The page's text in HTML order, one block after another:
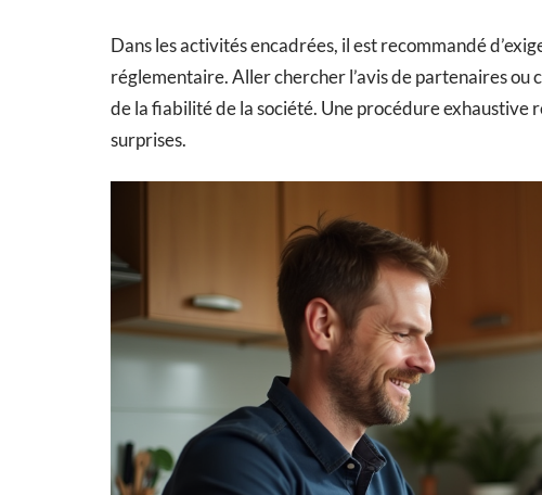
Dans les activités encadrées, il est recommandé
réglementaire. Aller chercher l’avis de partenaires ou
de la fiabilité de la société. Une procédure
surprises.